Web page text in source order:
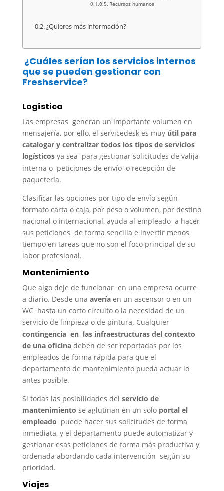
Recursos humanos
¿Quieres más información?
¿Cuáles serían los servicios internos
que se pueden gestionar con
Freshservice?
Logística
Las empresas generan un importante volumen en
mensajería, por ello, el servicedesk es muy útil para
catalogar y centralizar todos los tipos de servicios
logísticosya sea para gestionar solicitudes de valija
interna o peticiones de envío o recepción de
paquetería.
Clasificar las opciones por tipo de envío según
formato carta o caja, por peso o volumen, por destino
nacional o internacional, ayuda al empleado a hacer
sus peticiones de forma sencilla e invertir menos
tiempo en tareas que no son el foco principal de su
labor profesional.
Mantenimiento
Que algo deje de funcionar en una empresa ocurre
a diario. Desde una averíaen un ascensor o en un
WC hasta un corto circuito o la necesidad de un
servicio de limpieza o de pintura. Cualquier
contingencia en las infraestructuras del contexto
de una oficinadeben de ser reportadas por los
empleados de forma rápida para que el
departamento de mantenimiento pueda actuar lo
antes posible.
Si todas las posibilidades del servicio de
mantenimiento se aglutinan en un solo portal el
empleado puede hacer sus solicitudes de forma
inmediata, y el departamento puede automatizar y
gestionar esas peticiones de forma más productiva y
ordenada abordando cada intervención según su
prioridad.
Viajes